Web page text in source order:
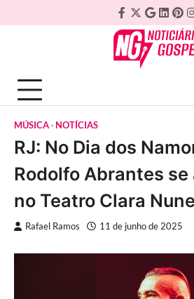
to
Facebook
Twitter
Google
Plus
MÚSICA NOTÍCIAS
RJ: No Dia dos
Rodolfo Abrantes
no Teatro Clara
Rafael Ramos 11 de junho de 2025